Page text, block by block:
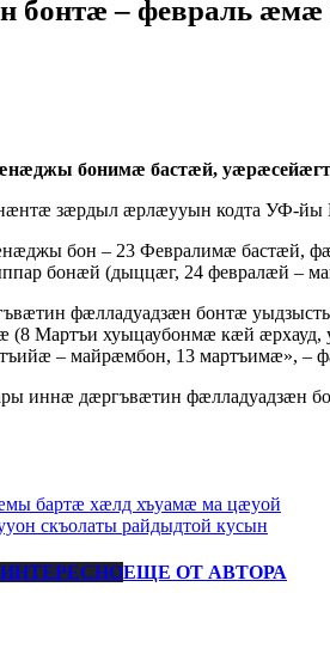
бонтæ – февраль
бонимæ бастæй,
зæрдыл æрлæууын кодта УФ-йы
бон – 23 Февралимæ бастæй,
бонæй (дыццæг, 24 февралæй –
фæлладуадзæн бонтæ
(8 Мартъи хуыцаубонмæ кæй
– майрæмбон, 13 мартъимæ», –
иннæ дæргъвæтин фæлладуадзæн
бартæ хæлд хъуамæ ма цæуой
скъолаты райдыдтой кусын
ЕЩЕ ОТ АВТОРА